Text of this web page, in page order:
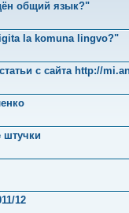
общий язык?"
la komuna lingvo?"
с сайта http://
штучки
12